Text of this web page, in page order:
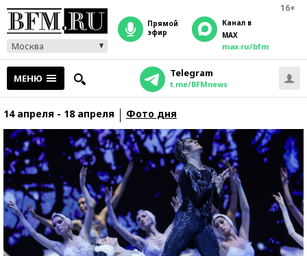
16+
Москва
прямой
эфир
Канал в
MAX
max.ru/bfm
МЕНЮ Telegram
t.me/BFMnews
14 апреля - 18 апреля Фото дня